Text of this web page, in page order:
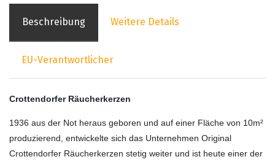
Beschreibung Weitere Details
EU-Verantwortlicher
Crottendorfer Räucherkerzen
1936 aus der Not heraus geboren und auf einer Fläche von 10m²
produzierend, entwickelte sich das Unternehmen Original
Crottendorfer Räucherkerzen stetig weiter und ist heute einer der